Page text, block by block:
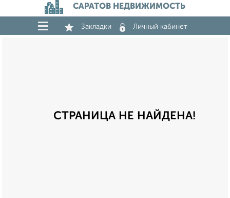
САРАТОВ НЕДВИЖИМОСТЬ
Закладки Личный кабинет
СТРАНИЦА НЕ НАЙДЕНА!